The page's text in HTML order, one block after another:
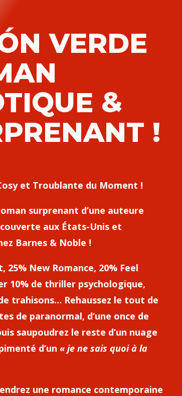
VERDE
&
!
et Troublante du Moment !
surprenant d’une auteure
aux États-Unis et
Barnes & Noble !
25% New Romance, 20% Feel
10% de thriller psychologique,
trahisons… Rehaussez le tout de
de paranormal, d’une once de
saupoudrez le reste d’un nuage
d’un « je ne sais quoi à la
une romance contemporaine